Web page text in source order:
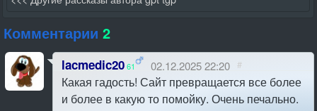
Комментарии 2
lacmedic2061 02.12.2025 22:20 #
Какая гадость! Сайт превращается все более
и более в какую то помойку. Очень печально.